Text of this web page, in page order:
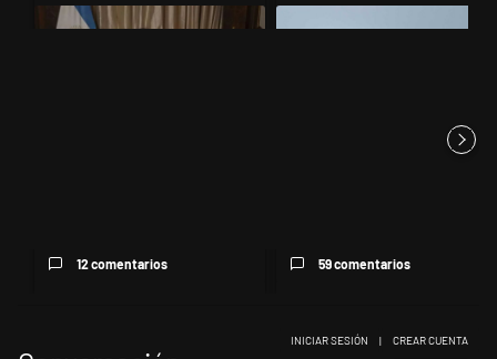
Un artículo de tendencia con el título "Milei, listo para 'atajar'
12 comentarios
Un artículo de tendencia con el
59 comentarios
INICIAR SESIÓN | CREAR CUENTA